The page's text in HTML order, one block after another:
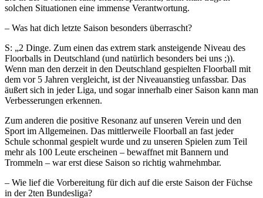
solchen Situationen eine immense Verantwortung.
– Was hat dich letzte Saison besonders überrascht?
S: „2 Dinge. Zum einen das extrem stark ansteigende Niveau des
Floorballs in Deutschland (und natürlich besonders bei uns ;)).
Wenn man den derzeit in den Deutschland gespielten Floorball mit
dem vor 5 Jahren vergleicht, ist der Niveauanstieg unfassbar. Das
äußert sich in jeder Liga, und sogar innerhalb einer Saison kann man
Verbesserungen erkennen.
Zum anderen die positive Resonanz auf unseren Verein und den
Sport im Allgemeinen. Das mittlerweile Floorball an fast jeder
Schule schonmal gespielt wurde und zu unseren Spielen zum Teil
mehr als 100 Leute erscheinen – bewaffnet mit Bannern und
Trommeln – war erst diese Saison so richtig wahrnehmbar.
– Wie lief die Vorbereitung für dich auf die erste Saison der Füchse
in der 2ten Bundesliga?